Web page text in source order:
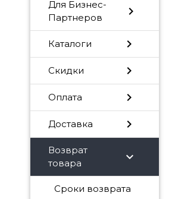
Для Бизнес-
Партнеров
chevron_right
Каталоги chevron_right
Скидки chevron_right
Оплата chevron_right
Доставка chevron_right
Возврат
товара
chevron_right
Сроки возврата